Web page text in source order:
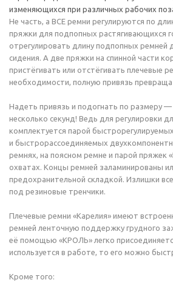
изменяющихся при различных рабочих
Не часть, а ВСЕ ремни регулируются по
пряжки для подпопных растягивающихся
отрегулировать длину подпопных ремней
сидения. А две пряжки на спинной части
пристёгивать или отстёгивать плечевые
необходимости, полную привязь
Надеть привязь и подогнать по размеру —
несколько секунд! Ведь для регулировки
комплектуется парой быстрорегулируемых
и быстрорассоединяемых
ремнях, на поясном ремне и парой пряжек
охватах. Концы ремней заламинированы
предохранительной складкой. Излишки
под резиновые тренчики.
Плечевые ремни «Карелия» имеют
ремней ленточную поддержку грудного
её помощью «КРОЛЬ» легко
используется в работе, то его можно
Кроме того: